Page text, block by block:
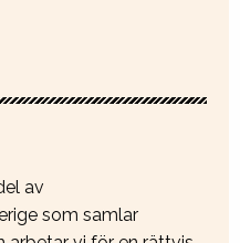
av
som samlar